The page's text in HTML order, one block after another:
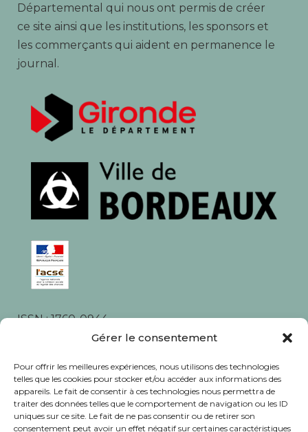
Gérer le consentement
Pour offrir les meilleures expériences, nous utilisons des technologies
telles que les cookies pour stocker et/ou accéder aux informations des
appareils. Le fait de consentir à ces technologies nous permettra de
traiter des données telles que le comportement de navigation ou les ID
uniques sur ce site. Le fait de ne pas consentir ou de retirer son
consentement peut avoir un effet négatif sur certaines caractéristiques
Départemental qui nous ont permis de créer
ce site ainsi que les institutions, les sponsors et
les commerçants qui aident en permanence le
journal.
ISSN : 1760-0944
Rédaction, photos et corrections : habitants et